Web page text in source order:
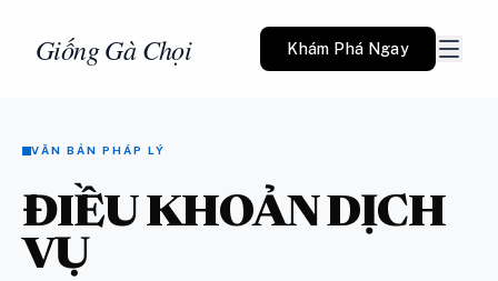
Giống Gà Chọi Khám Phá Ngay
VĂN BẢN PHÁP LÝ
ĐIỀU KHOẢN DỊCH
VỤ